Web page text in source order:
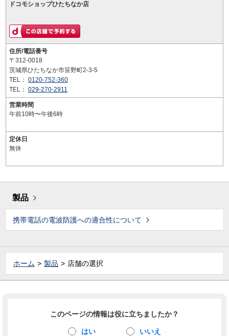
ドコモショップひたちなか店
住所/電話番号
〒312-0018
茨城県ひたちなか市笹野町2-3-5
TEL： 0120-752-360
TEL： 029-270-2911
営業時間
午前10時〜午後6時
定休日
無休
製品
携帯電話の電波防護への適合性について
ホーム 製品 店舗の選択
このページの情報は役に立ちましたか？
はい いいえ